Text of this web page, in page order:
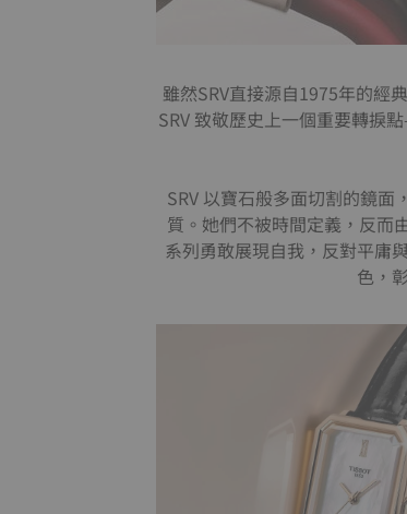
雖然SRV直接源自1975年的經
SRV 致敬歷史上一個重要轉捩
SRV 以寶石般多面切割的鏡
質。她們不被時間定義，反而
系列勇敢展現自我，反對平庸
色，